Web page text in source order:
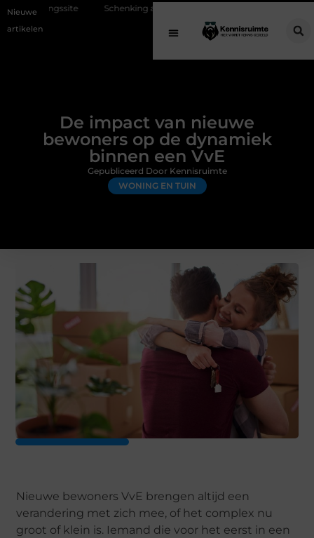
Nieuwe
artikelen
Schenking aan een goed doel: waarom geven belangrijk is en hoe het
De impact van nieuwe
bewoners op de dynamiek
binnen een VvE
WONING EN TUIN
Gepubliceerd Door Kennisruimte
Nieuwe bewoners VvE brengen altijd een
verandering met zich mee, of het complex nu
groot of klein is. Iemand die voor het eerst in een